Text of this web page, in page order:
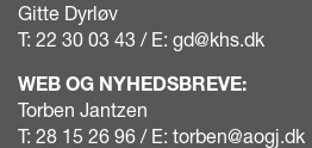
Gitte Dyrløv
T: 22 30 03 43 / E: gd@khs.dk
WEB OG NYHEDSBREVE:
Torben Jantzen
T: 28 15 26 96 / E: torben@aogj.dk